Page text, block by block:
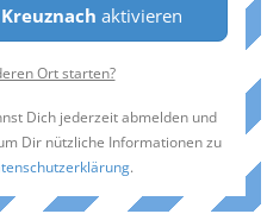
aktivieren
Ort starten?
Dich jederzeit abmelden und
Dir nützliche Informationen zu
.